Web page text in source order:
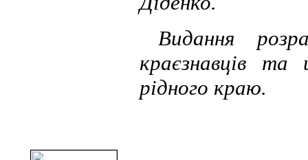
Видання
краєзнавців та
рідного краю.